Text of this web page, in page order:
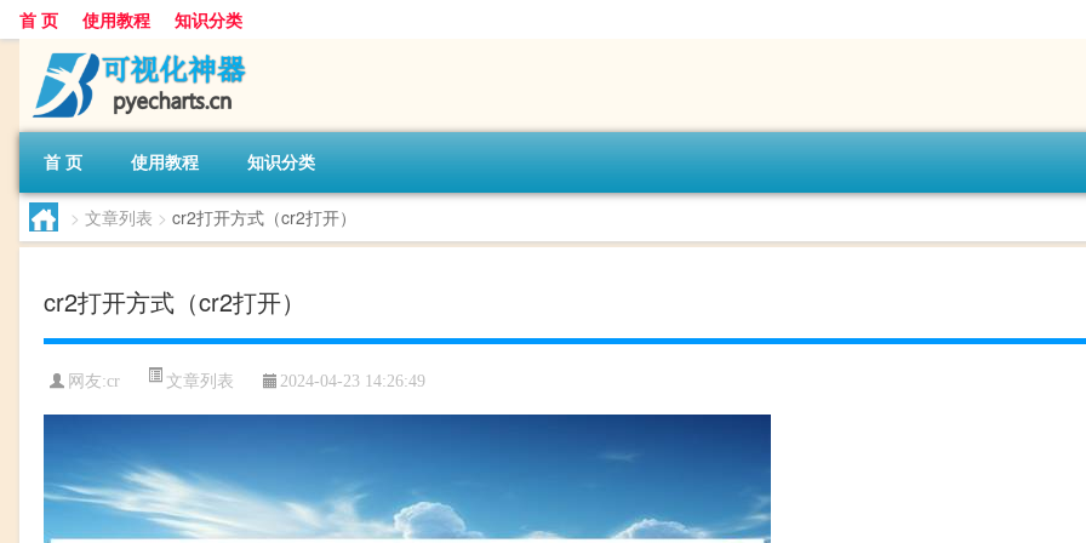
首 页 使用教程 知识分类
首 页 使用教程 知识分类
> 文章列表 > cr2打开方式（cr2打开）
cr2打开方式（cr2打开）
网友:cr 文章列表 2024-04-23 14:26:49